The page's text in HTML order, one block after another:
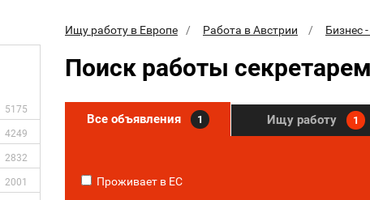
5175
4249
2832
2001
Ищу работу в Европе Работа в Австрии Бизнес
Поиск работы
Все объявления 1 Ищу работу 1
Проживает в ЕС